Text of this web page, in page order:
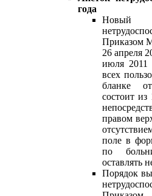
года
Приказом
26 апреля
июля 2011
всех
бланке
состоит
правом
поле в
по
оставлять
Порядок